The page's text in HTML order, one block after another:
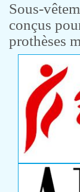
Sous-
conçus
prothèses